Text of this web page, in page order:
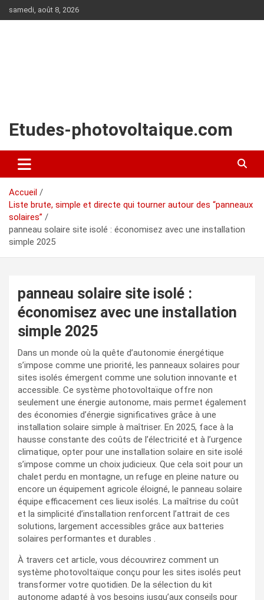
au
samedi, août 8, 2026
Etudes-photovoltaique.com
Accueil
Liste brute, simple et directe qui tourner autour des “panneaux
solaires”
panneau solaire site isolé : économisez avec une installation
simple 2025
panneau solaire site isolé :
économisez avec une installation
simple 2025
Dans un monde où la quête d’autonomie énergétique
s’impose comme une priorité, les panneaux solaires pour
sites isolés émergent comme une solution innovante et
accessible. Ce système photovoltaïque offre non
seulement une énergie autonome, mais permet également
des économies d’énergie significatives grâce à une
installation solaire simple à maîtriser. En 2025, face à la
hausse constante des coûts de l’électricité et à l’urgence
climatique, opter pour une installation solaire en site isolé
s’impose comme un choix judicieux. Que cela soit pour un
chalet perdu en montagne, un refuge en pleine nature ou
encore un équipement agricole éloigné, le panneau solaire
équipe efficacement ces lieux isolés. La maîtrise du coût
et la simplicité d’installation renforcent l’attrait de ces
solutions, largement accessibles grâce aux batteries
solaires performantes et durables .
À travers cet article, vous découvrirez comment un
système photovoltaïque conçu pour les sites isolés peut
transformer votre quotidien. De la sélection du kit
autonome adapté à vos besoins jusqu’aux conseils pour